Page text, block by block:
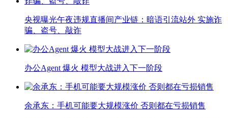
央视曝光午夜违规直播间产业链：暗语引流站外 实施诈
骗、盗号、敲诈
办公Agent 爆火 模型大战进入下一阶段
余承东：手机可能要大规模涨价 否则都在亏损销售